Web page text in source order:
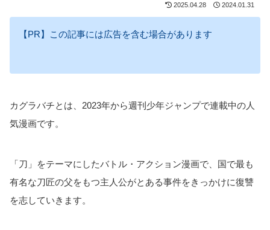
2025.04.28 2024.01.31
【PR】この記事には広告を含む場合があります
カグラバチとは、2023年から週刊少年ジャンプで連載中の人
気漫画です。
「刀」をテーマにしたバトル・アクション漫画で、国で最も
有名な刀匠の父をもつ主人公がとある事件をきっかけに復讐
を志していきます。